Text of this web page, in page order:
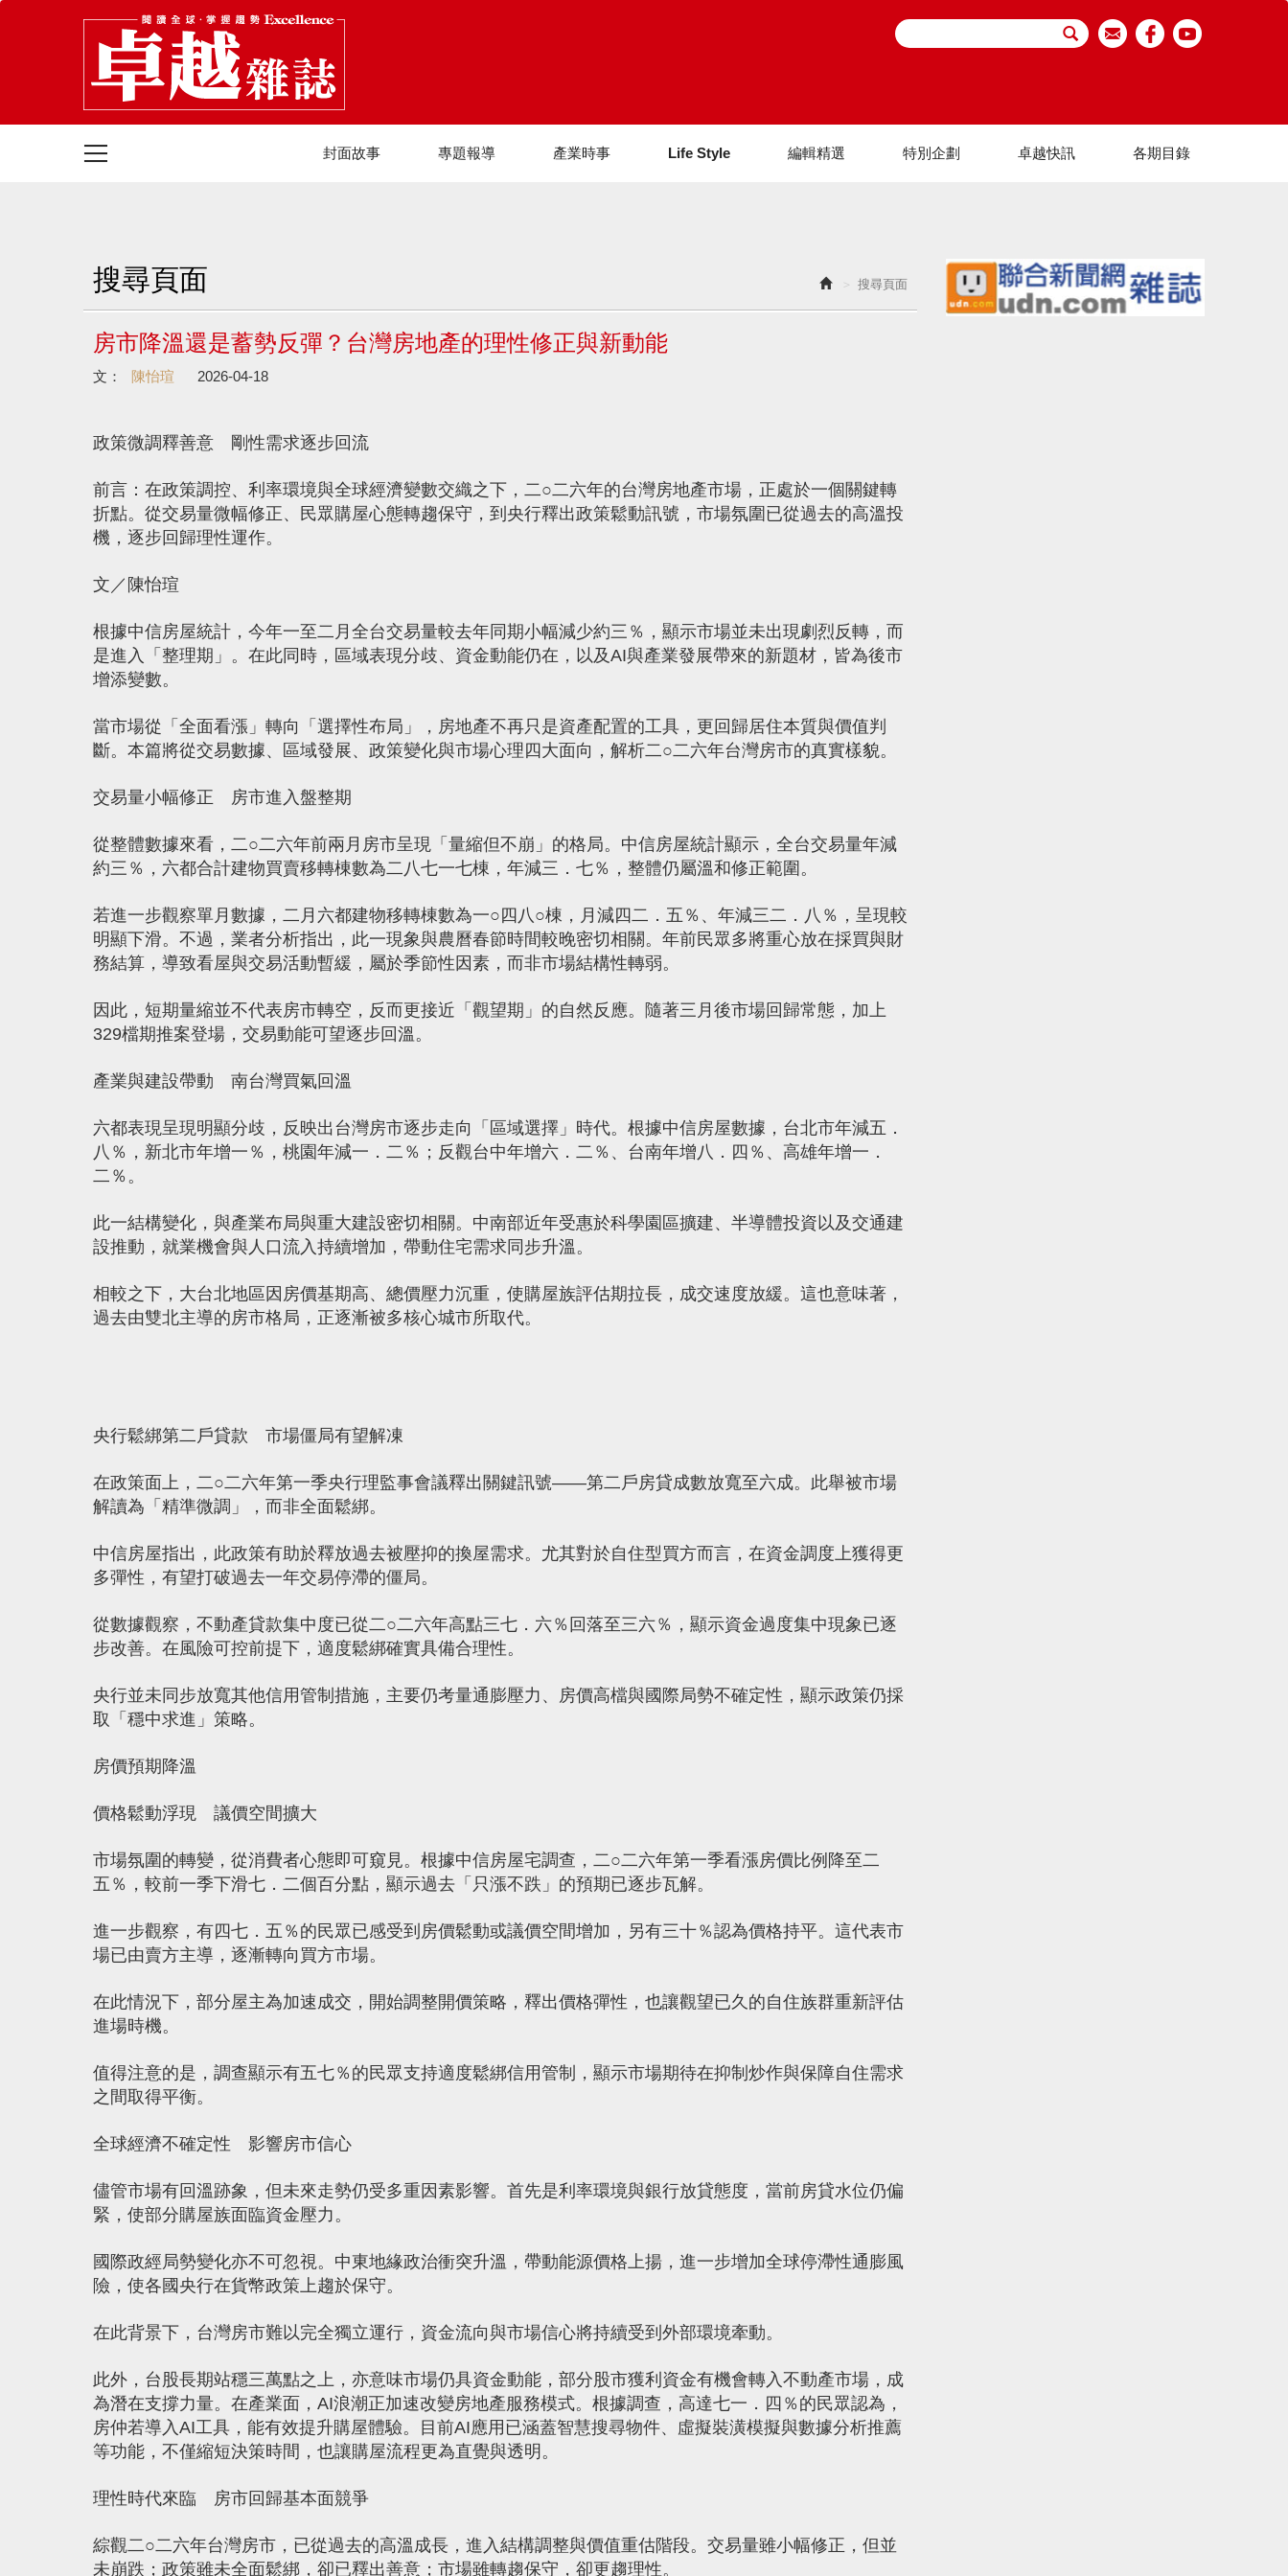
封面故事 專題報導 產業時事 Life Style 編輯精選 特別企劃 卓越快訊 各期目錄
搜尋頁面
搜尋頁面
房市降溫還是蓄勢反彈？台灣房地產的理性修正與新動能
文： 陳怡瑄 2026-04-18
政策微調釋善意 剛性需求逐步回流
前言：在政策調控、利率環境與全球經濟變數交織之下，二○二六年的台灣房地產市場，正處於一個關鍵轉
折點。從交易量微幅修正、民眾購屋心態轉趨保守，到央行釋出政策鬆動訊號，市場氛圍已從過去的高溫投
機，逐步回歸理性運作。
文／陳怡瑄
根據中信房屋統計，今年一至二月全台交易量較去年同期小幅減少約三％，顯示市場並未出現劇烈反轉，而
是進入「整理期」。在此同時，區域表現分歧、資金動能仍在，以及AI與產業發展帶來的新題材，皆為後市
增添變數。
當市場從「全面看漲」轉向「選擇性布局」，房地產不再只是資產配置的工具，更回歸居住本質與價值判
斷。本篇將從交易數據、區域發展、政策變化與市場心理四大面向，解析二○二六年台灣房市的真實樣貌。
交易量小幅修正 房市進入盤整期
從整體數據來看，二○二六年前兩月房市呈現「量縮但不崩」的格局。中信房屋統計顯示，全台交易量年減
約三％，六都合計建物買賣移轉棟數為二八七一七棟，年減三．七％，整體仍屬溫和修正範圍。
若進一步觀察單月數據，二月六都建物移轉棟數為一○四八○棟，月減四二．五％、年減三二．八％，呈現較
明顯下滑。不過，業者分析指出，此一現象與農曆春節時間較晚密切相關。年前民眾多將重心放在採買與財
務結算，導致看屋與交易活動暫緩，屬於季節性因素，而非市場結構性轉弱。
因此，短期量縮並不代表房市轉空，反而更接近「觀望期」的自然反應。隨著三月後市場回歸常態，加上
329檔期推案登場，交易動能可望逐步回溫。
產業與建設帶動 南台灣買氣回溫
六都表現呈現明顯分歧，反映出台灣房市逐步走向「區域選擇」時代。根據中信房屋數據，台北市年減五．
八％，新北市年增一％，桃園年減一．二％；反觀台中年增六．二％、台南年增八．四％、高雄年增一．
二％。
此一結構變化，與產業布局與重大建設密切相關。中南部近年受惠於科學園區擴建、半導體投資以及交通建
設推動，就業機會與人口流入持續增加，帶動住宅需求同步升溫。
相較之下，大台北地區因房價基期高、總價壓力沉重，使購屋族評估期拉長，成交速度放緩。這也意味著，
過去由雙北主導的房市格局，正逐漸被多核心城市所取代。
央行鬆綁第二戶貸款 市場僵局有望解凍
在政策面上，二○二六年第一季央行理監事會議釋出關鍵訊號——第二戶房貸成數放寬至六成。此舉被市場
解讀為「精準微調」，而非全面鬆綁。
中信房屋指出，此政策有助於釋放過去被壓抑的換屋需求。尤其對於自住型買方而言，在資金調度上獲得更
多彈性，有望打破過去一年交易停滯的僵局。
從數據觀察，不動產貸款集中度已從二○二六年高點三七．六％回落至三六％，顯示資金過度集中現象已逐
步改善。在風險可控前提下，適度鬆綁確實具備合理性。
央行並未同步放寬其他信用管制措施，主要仍考量通膨壓力、房價高檔與國際局勢不確定性，顯示政策仍採
取「穩中求進」策略。
房價預期降溫
價格鬆動浮現 議價空間擴大
市場氛圍的轉變，從消費者心態即可窺見。根據中信房屋宅調查，二○二六年第一季看漲房價比例降至二
五％，較前一季下滑七．二個百分點，顯示過去「只漲不跌」的預期已逐步瓦解。
進一步觀察，有四七．五％的民眾已感受到房價鬆動或議價空間增加，另有三十％認為價格持平。這代表市
場已由賣方主導，逐漸轉向買方市場。
在此情況下，部分屋主為加速成交，開始調整開價策略，釋出價格彈性，也讓觀望已久的自住族群重新評估
進場時機。
值得注意的是，調查顯示有五七％的民眾支持適度鬆綁信用管制，顯示市場期待在抑制炒作與保障自住需求
之間取得平衡。
全球經濟不確定性 影響房市信心
儘管市場有回溫跡象，但未來走勢仍受多重因素影響。首先是利率環境與銀行放貸態度，當前房貸水位仍偏
緊，使部分購屋族面臨資金壓力。
國際政經局勢變化亦不可忽視。中東地緣政治衝突升溫，帶動能源價格上揚，進一步增加全球停滯性通膨風
險，使各國央行在貨幣政策上趨於保守。
在此背景下，台灣房市難以完全獨立運行，資金流向與市場信心將持續受到外部環境牽動。
此外，台股長期站穩三萬點之上，亦意味市場仍具資金動能，部分股市獲利資金有機會轉入不動產市場，成
為潛在支撐力量。在產業面，AI浪潮正加速改變房地產服務模式。根據調查，高達七一．四％的民眾認為，
房仲若導入AI工具，能有效提升購屋體驗。目前AI應用已涵蓋智慧搜尋物件、虛擬裝潢模擬與數據分析推薦
等功能，不僅縮短決策時間，也讓購屋流程更為直覺與透明。
理性時代來臨 房市回歸基本面競爭
綜觀二○二六年台灣房市，已從過去的高溫成長，進入結構調整與價值重估階段。交易量雖小幅修正，但並
未崩跌；政策雖未全面鬆綁，卻已釋出善意；市場雖轉趨保守，卻更趨理性。